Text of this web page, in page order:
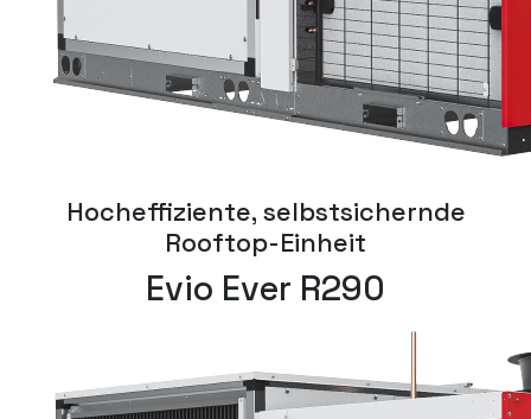
Hocheffiziente, selbstsichernde
Rooftop-Einheit
Evio Ever R290